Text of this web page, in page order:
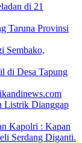
di 21
Taruna Provinsi
Sembako,
di Desa Tapung
Listrik Dianggap
Kapolri : Kapan
Serdang Diganti.